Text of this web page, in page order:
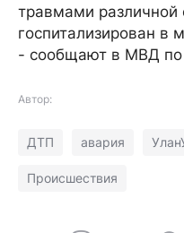
травмами различной
госпитализирован в
- сообщают в МВД по
Автор:
ДТП авария
Происшествия